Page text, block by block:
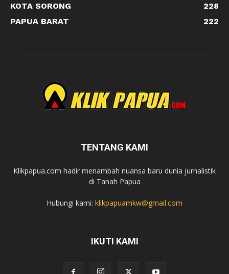
KOTA SORONG
228
PAPUA BARAT
222
TENTANG KAMI
Klikpapua.com hadir menambah nuansa baru dunia jurnalistik
di Tanah Papua
Hubungi kami: klikpapuamkw@gmail.com
IKUTI KAMI